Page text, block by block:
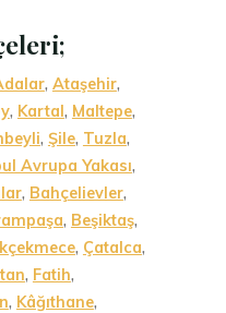
;
,Ataşehir,
, Kartal, Maltepe,
,Şile, Tuzla,
Avrupa Yakası,
, Bahçelievler,
, Beşiktaş,
, Çatalca,
, Fatih,
, Kâğıthane,